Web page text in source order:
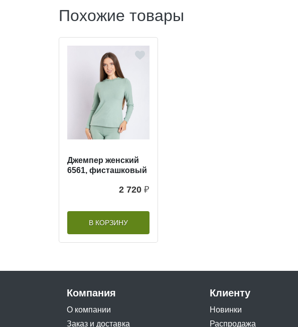
Похожие товары
Джемпер женский
6561, фисташковый
2 720 ₽
В КОРЗИНУ
Компания
О компании
Заказ и доставка
Клиенту
Новинки
Распродажа